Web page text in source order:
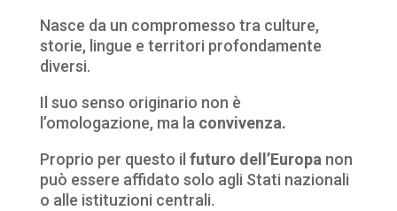
Nasce da un compromesso tra culture,
storie, lingue e territori profondamente
diversi.
Il suo senso originario non è
l’omologazione, ma la convivenza.
Proprio per questo il futuro dell’Europanon
può essere affidato solo agli Stati nazionali
o alle istituzioni centrali.